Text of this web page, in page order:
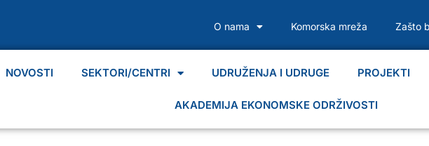
O nama Komorska mreža Zašto
NOVOSTI SEKTORI/CENTRI UDRUŽENJA I UDRUGE PROJEKTI
AKADEMIJA EKONOMSKE ODRŽIVOSTI